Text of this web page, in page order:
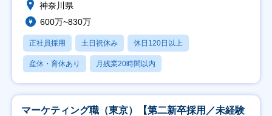
神奈川県
600万~830万
正社員採用 土日祝休み 休日120日以上
産休・育休あり 月残業20時間以内
マーケティング職（東京）【第二新卒採用／未経験